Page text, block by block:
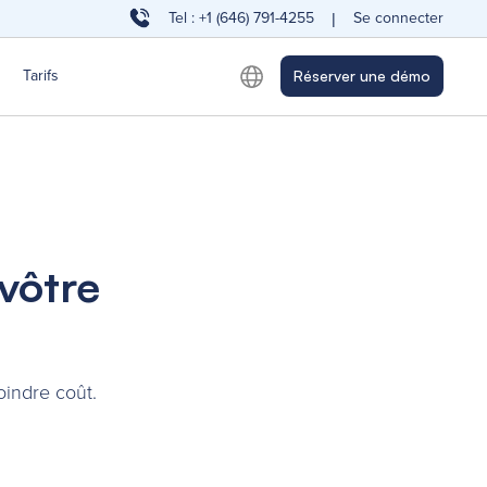
Tel : +1 (646) 791-4255 | Se connecter
Tarifs Réserver une démo
coût.